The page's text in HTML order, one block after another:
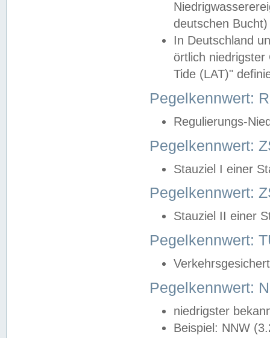
deutschen
In Deutschland
örtlich
Tide (LAT)"
Pegelkennwert:
Regulierungs-
Pegelkennwert:
Stauziel I einer
Pegelkennwert:
Stauziel II einer
Pegelkennwert:
Pegelkennwert:
niedrigster
Beispiel: NNW